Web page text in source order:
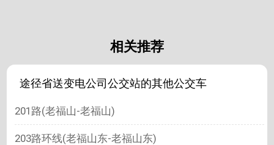
相关推荐
途径省送变电公司公交站的其他公交车
201路(老福山-老福山)
203路环线(老福山东-老福山东)